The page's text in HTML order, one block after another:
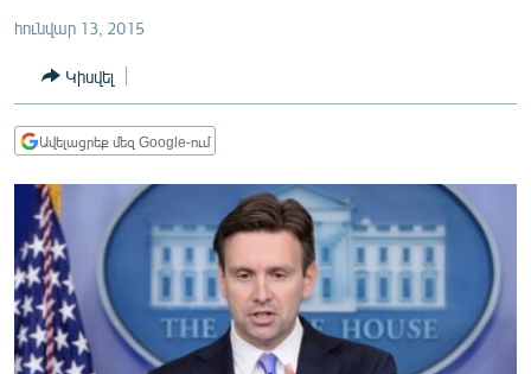
ՏՆՏԵՍՈՒԹՅՈՒՆ
ՂԱՐԱԲԱՂ
ՏԱՐԱԾԱՇՐՋԱՆ
ՄԻՋԱԶԳԱՅԻՆ
ՄՇԱԿՈՒՅԹ
ՍՊՈՐՏ
հունվար 13, 2015
Կիսվել
Ավելացրեք մեզ Google-ում